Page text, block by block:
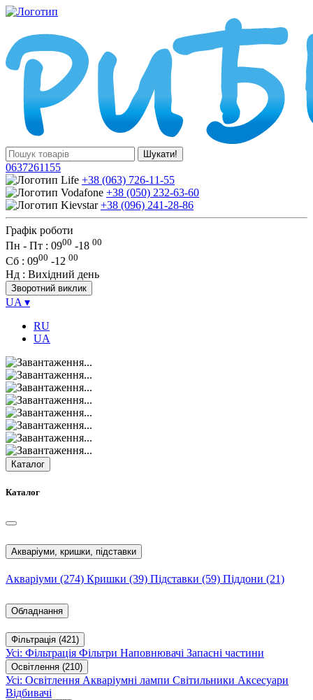
Шукати!
0637261155
+38 (063) 726-11-55
+38 (050) 232-63-60
+38 (096) 241-28-86
Графік роботи
Пн - Пт : 0900 -18 00
Сб : 0900 -12 00
Нд : Вихідний день
Зворотний виклик
UA ▾
RU
UA
Каталог
Каталог
Акваріуми, кришки, підставки
Акваріуми (274) Кришки (39) Підставки (59) Піддони (21)
Обладнання
Фільтрація (421)
Усі: Фільтрація Фільтри Наповнювачі Запасні частини
Освітлення (210)
Усі: Освітлення Акваріумні лампи Світильники Аксесуари
Відбивачі